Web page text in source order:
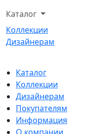
Каталог
Коллекции
Дизайнерам
Каталог
Коллекции
Дизайнерам
Покупателям
Информация